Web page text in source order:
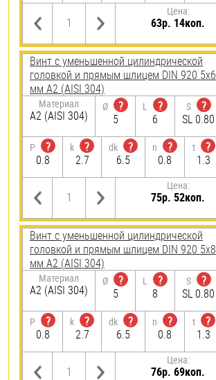
Цена:
63р. 14коп.
Винт с уменьшенной цилиндрической
головкой и прямым шлицем DIN 920 5х6
мм А2 (AISI 304)
Материал
А2 (AISI 304)
Ø
?
5
L
?
6
S
?
SL 0.80
P
?
0.8
k
?
2.7
dk
?
6.5
n
?
0.8
t
?
1.3
Цена:
75р. 52коп.
Винт с уменьшенной цилиндрической
головкой и прямым шлицем DIN 920 5х8
мм А2 (AISI 304)
Материал
А2 (AISI 304)
Ø
?
5
L
?
8
S
?
SL 0.80
P
?
0.8
k
?
2.7
dk
?
6.5
n
?
0.8
t
?
1.3
Цена:
76р. 69коп.